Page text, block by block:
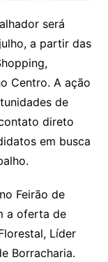
será
a partir das
Centro. A ação
de
direto
em busca
Feirão de
a oferta de
Líder
Borracharia.